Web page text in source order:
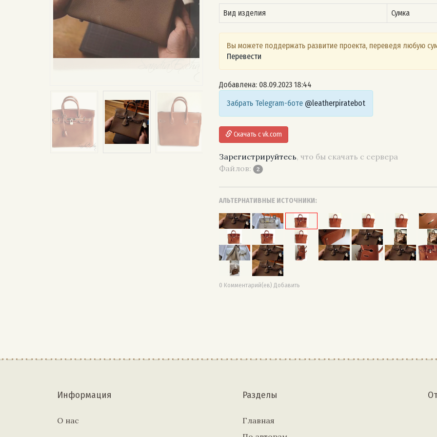
Вид изделия Сумка
Вы можете поддержать развитие проекта, переведя любую
Перевести
Добавлена: 08.09.2023 18:44
Забрать Telegram-боте @leatherpiratebot
Скачать с vk.com
Зарегистрируйтесь, что бы скачать с сервера
Файлов:
2
АЛЬТЕРНАТИВНЫЕ ИСТОЧНИКИ:
0 Комментарий(ев) Добавить
Информация
О нас
Разделы
Главная